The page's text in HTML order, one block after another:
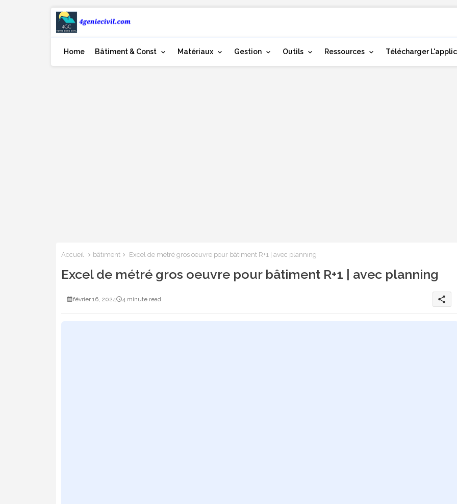
Home Bâtiment & Const Matériaux Gestion Outils Ressources Télécharger
Accueil bâtiment Excel de métré gros oeuvre pour bâtiment R+1 | avec planning
Excel de métré gros oeuvre pour bâtiment R+1 | avec planning
février 16, 2024 4 minute read share